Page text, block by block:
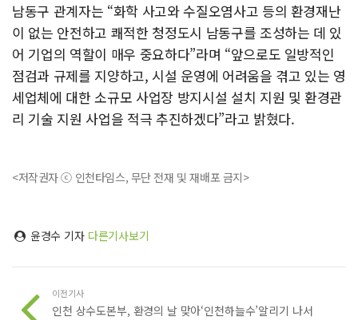
남동구 관계자는 “화학 사고와 수질오염사고 등의 환경재난
이 없는 안전하고 쾌적한 청정도시 남동구를 조성하는 데 있
어 기업의 역할이 매우 중요하다”라며 “앞으로도 일방적인
점검과 규제를 지양하고, 시설 운영에 어려움을 겪고 있는 영
세업체에 대한 소규모 사업장 방지시설 설치 지원 및 환경관
리 기술 지원 사업을 적극 추진하겠다”라고 밝혔다.
<저작권자 ⓒ 인천타임스, 무단 전재 및 재배포 금지>
윤경수 기자 다른기사보기
이전기사
인천 상수도본부, 환경의 날 맞아‘인천하늘수’알리기 나서